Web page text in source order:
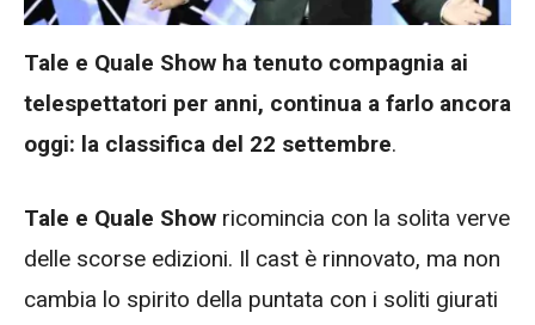
Tale e Quale Show ha tenuto compagnia ai
telespettatori per anni, continua a farlo ancora
oggi: la classifica del 22 settembre.
Tale e Quale Show ricomincia con la solita verve
delle scorse edizioni. Il cast è rinnovato, ma non
cambia lo spirito della puntata con i soliti giurati